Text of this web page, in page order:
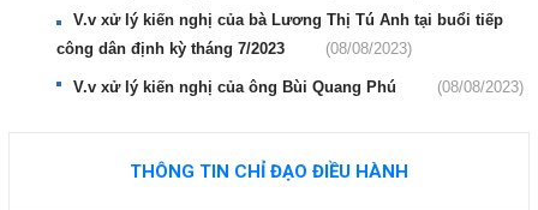
V.v xử lý kiến nghị của bà Lương Thị Tú Anh tại buổi tiếp
công dân định kỳ tháng 7/2023
(08/08/2023)
V.v xử lý kiến nghị của ông Bùi Quang Phú (08/08/2023)
THÔNG TIN CHỈ ĐẠO ĐIỀU HÀNH